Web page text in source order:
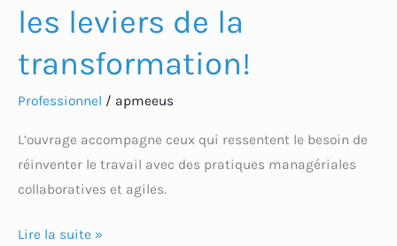
les leviers de la
transformation!
Professionnel / apmeeus
L’ouvrage accompagne ceux qui ressentent le besoin de
réinventer le travail avec des pratiques managériales
collaboratives et agiles.
Lire la suite »